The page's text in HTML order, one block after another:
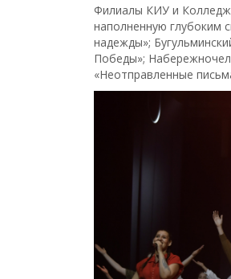
Филиалы КИУ и Колледж
наполненную глубоким
надежды»;
Победы»;
«Неотправленные